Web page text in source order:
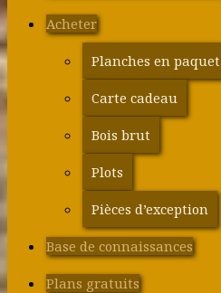
Acheter
Planches en paquet
Carte cadeau
Bois brut
Plots
Pièces d’exception
Base de connaissances
Plans gratuits